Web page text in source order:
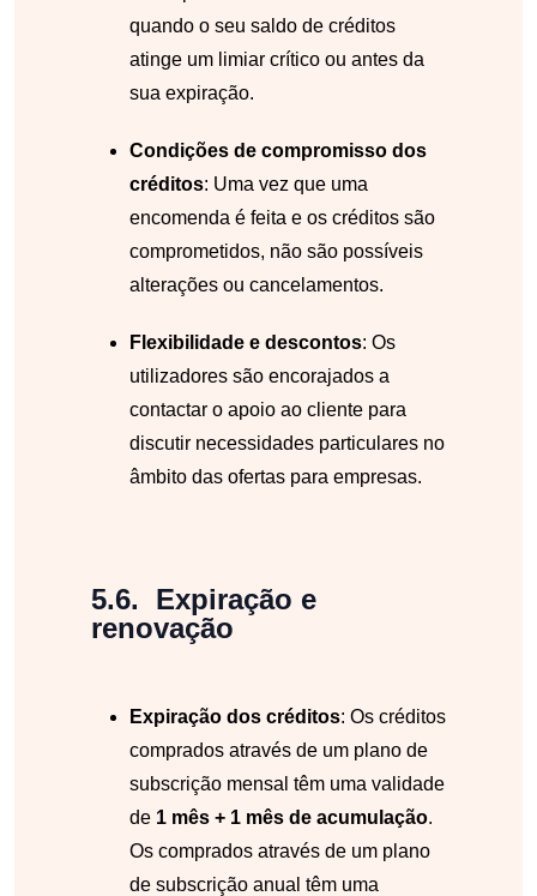
quando o seu saldo de créditos
atinge um limiar crítico ou antes da
sua expiração.
Condições de compromisso dos
créditos: Uma vez que uma
encomenda é feita e os créditos são
comprometidos, não são possíveis
alterações ou cancelamentos.
Flexibilidade e descontos: Os
utilizadores são encorajados a
contactar o apoio ao cliente para
discutir necessidades particulares no
âmbito das ofertas para empresas.
Expiração e
renovação
Expiração dos créditos: Os créditos
comprados através de um plano de
subscrição mensal têm uma validade
de 1 mês + 1 mês de acumulação.
Os comprados através de um plano
de subscrição anual têm uma